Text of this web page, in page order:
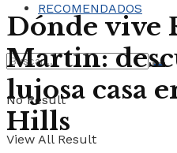
RECOMENDADOS
No Result
View All Result
Dónde vive
Martin:
lujosa casa
Hills